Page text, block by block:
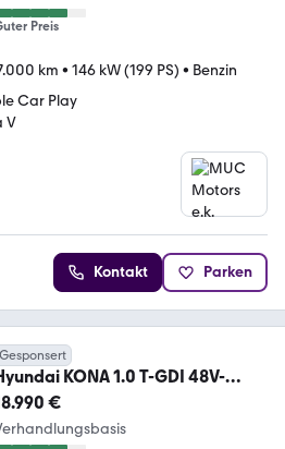
Preis
km • 146 kW (199 PS) • Benzin
Car Play
V
Kontakt Parken
Gesponsert
KONA 1.0 T-GDI 48V-
N Line iMT N Line
€